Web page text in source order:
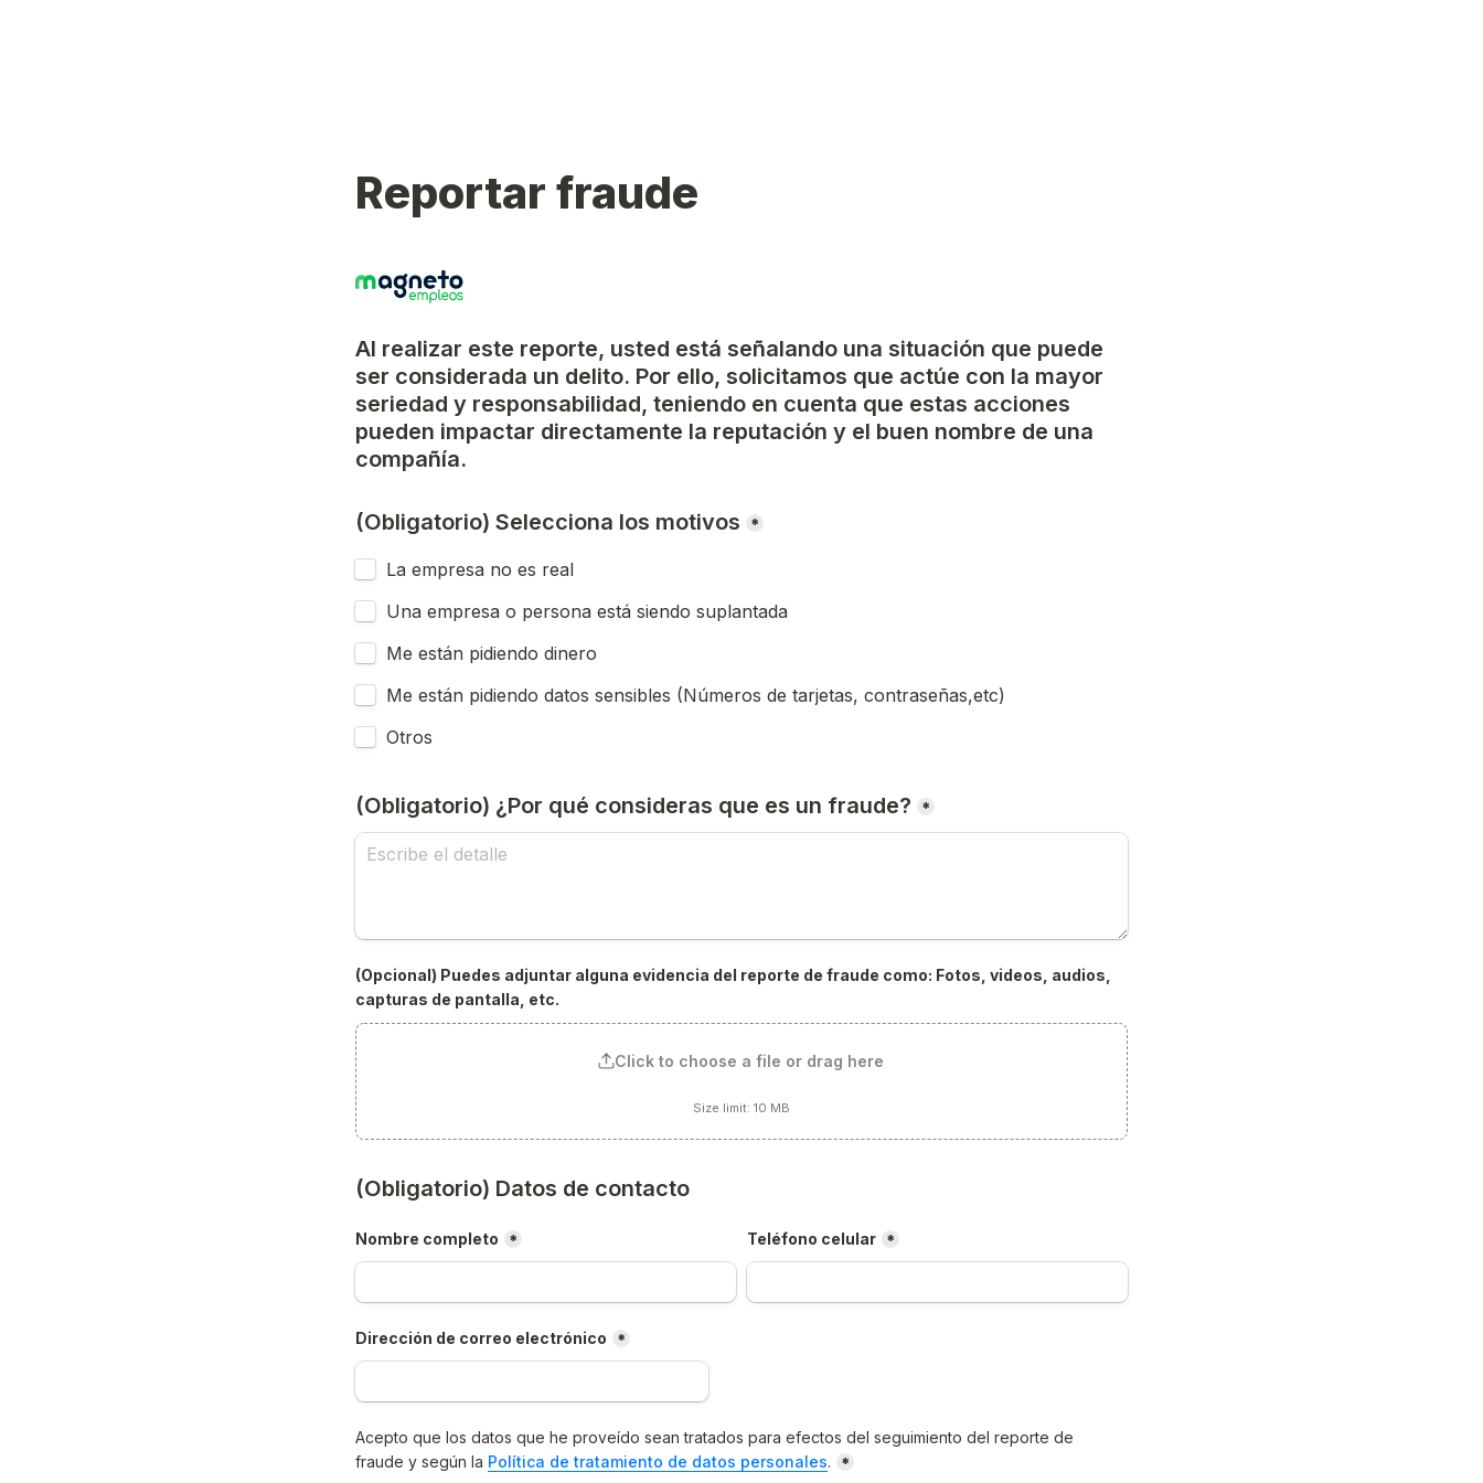
Reportar fraude
Al realizar este reporte, usted está señalando una situación que puede
ser considerada un delito. Por ello, solicitamos que actúe con la mayor
seriedad y responsabilidad, teniendo en cuenta que estas acciones
pueden impactar directamente la reputación y el buen nombre de una
compañía.
(Obligatorio) Selecciona los motivos *
La empresa no es real
Una empresa o persona está siendo suplantada
Me están pidiendo dinero
Me están pidiendo datos sensibles (Números de tarjetas, contraseñas,etc)
Otros
(Obligatorio) ¿Por qué consideras que es un fraude? *
(Opcional) Puedes adjuntar alguna evidencia del reporte de fraude como: Fotos, videos, audios,
capturas de pantalla, etc.
Click to choose a file or drag here
Size limit: 10 MB
(Obligatorio) Datos de contacto
Nombre completo * Teléfono celular *
Dirección de correo electrónico *
Acepto que los datos que he proveído sean tratados para efectos del seguimiento del reporte de
fraude y según la Política de tratamiento de datos personales. *